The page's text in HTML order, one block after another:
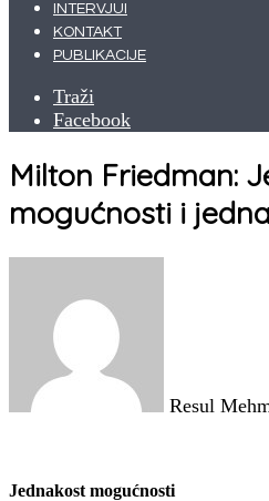
INTERVJUI
KONTAKT
PUBLIKACIJE
Traži
Facebook
Milton Friedman:
mogućnosti i
Resul
Jednakost mogućnosti